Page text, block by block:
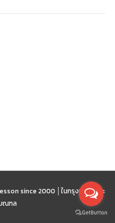
since 2000 │ ในกรุงเทพฯ และ
ณฑล